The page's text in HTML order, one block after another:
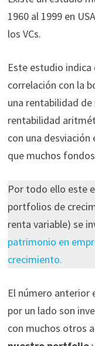
1960 al 1999 en
los VCs.
Este estudio indica
correlación con la
una rentabilidad
rentabilidad
con una
que muchos
Por todo ello este
portfolios de
renta variable) se
patrimonio en
crecimiento.
El número anterior
por un lado son
con muchos otros